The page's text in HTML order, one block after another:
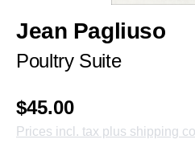
Jean Pagliuso
Poultry Suite
$45.00
Prices incl. tax plus shipping